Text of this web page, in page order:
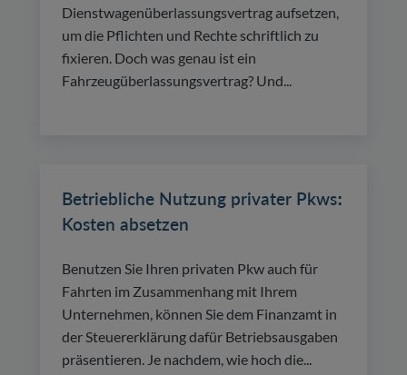
Dienstwagenüberlassungsvertrag aufsetzen,
um die Pflichten und Rechte schriftlich zu
fixieren. Doch was genau ist ein
Fahrzeugüberlassungsvertrag? Und...
Betriebliche Nutzung privater Pkws:
Kosten absetzen
Benutzen Sie Ihren privaten Pkw auch für
Fahrten im Zusammenhang mit Ihrem
Unternehmen, können Sie dem Finanzamt in
der Steuererklärung dafür Betriebsausgaben
präsentieren. Je nachdem, wie hoch die...